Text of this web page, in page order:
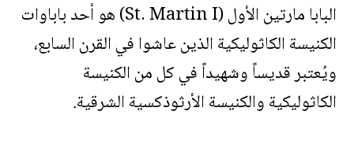
البابا مارتين الأول (St. Martin I) هو أحد باباوات
الكنيسة الكاثوليكية الذين عاشوا في القرن السابع،
ويُعتبر قديساً وشهيداً في كل من الكنيسة
الكاثوليكية والكنيسة الأرثوذكسية الشرقية.